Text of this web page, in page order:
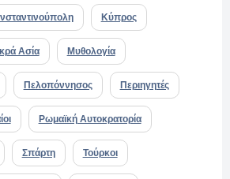
Κύπρος
Ασία Μυθολογία
Πελοπόννησος Περιηγητές
Ρωμαϊκή Αυτοκρατορία
Σπάρτη Τούρκοι